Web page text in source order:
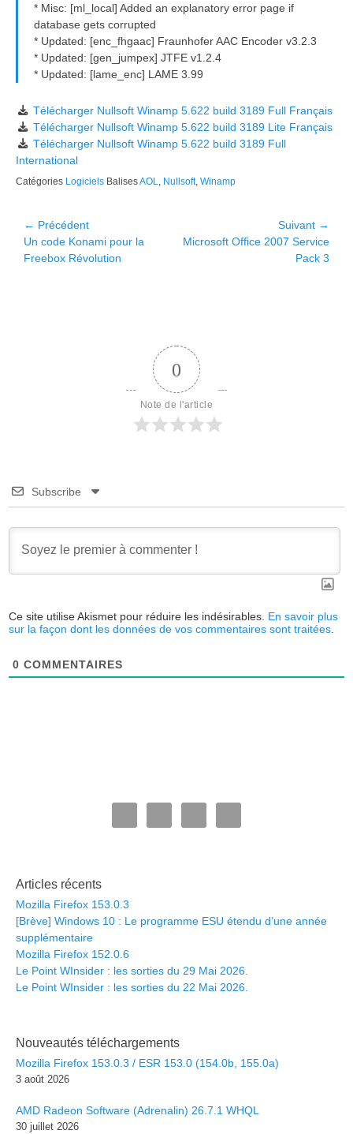
* Misc: [ml_local] Added an explanatory error page if
database gets corrupted
* Updated: [enc_fhgaac] Fraunhofer AAC Encoder v3.2.3
* Updated: [gen_jumpex] JTFE v1.2.4
* Updated: [lame_enc] LAME 3.99
Télécharger Nullsoft Winamp 5.622 build 3189 Full Français
Télécharger Nullsoft Winamp 5.622 build 3189 Lite Français
Télécharger Nullsoft Winamp 5.622 build 3189 Full
International
Catégories Logiciels BalisesAOL Nullsoft, Winamp
Navigation
de
l’article
← Précédent
Article
précédent :
Un code Konami pour la
Freebox Révolution
Suivant →
Article
Microsoft Office 2007 Service
Pack 3
0
Note de l'article
Subscribe
Ce site utilise Akismet pour réduire les indésirables. En savoir plus
sur la façon dont les données de vos commentaires sont traitées
0 COMMENTAIRES
Articles récents
Mozilla Firefox 153.0.3
[Brève] Windows 10 : Le programme ESU étendu d’une année
supplémentaire
Mozilla Firefox 152.0.6
Le Point WInsider : les sorties du 29 Mai 2026.
Le Point WInsider : les sorties du 22 Mai 2026.
Nouveautés téléchargements
Mozilla Firefox 153.0.3 / ESR 153.0 (154.0b, 155.0a)
3 août 2026
AMD Radeon Software (Adrenalin) 26.7.1 WHQL
30 juillet 2026